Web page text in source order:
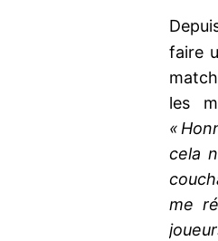
faire
les
«
cela
me